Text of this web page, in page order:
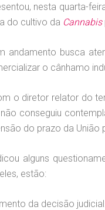
nesta quarta-
do cultivo da Cannabis
andamento busca
o cânhamo
o diretor relator do
conseguiu
do prazo da
alguns
estão:
da decisão